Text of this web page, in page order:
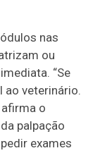
nas
ou
“Se
ao veterinário.
o
palpação
exames